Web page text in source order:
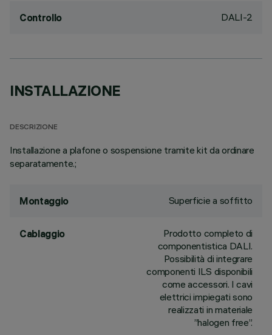
Controllo DALI-2
INSTALLAZIONE
DESCRIZIONE
Installazione a plafone o sospensione tramite kit da ordinare
separatamente.;
Montaggio Superficie a soffitto
Cablaggio
Prodotto completo di
componentistica DALI.
Possibilità di integrare
componenti ILS disponibili
come accessori. I cavi
elettrici impiegati sono
realizzati in materiale
”halogen free”.